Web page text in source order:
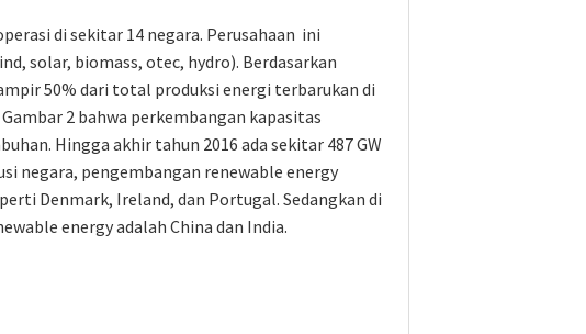
di sekitar 14 negara. Perusahaan ini
solar, biomass, otec, hydro). Berdasarkan
50% dari total produksi energi terbarukan di
2 bahwa perkembangan kapasitas
Hingga akhir tahun 2016 ada sekitar 487 GW
negara, pengembangan renewable energy
Denmark, Ireland, dan Portugal. Sedangkan di
energy adalah China dan India.